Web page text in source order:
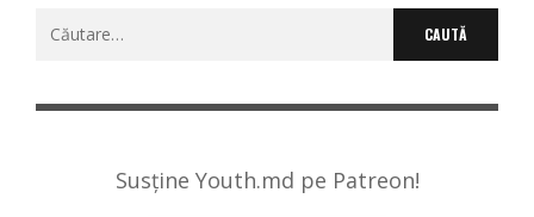
Caută
Susține Youth.md pe Patreon!